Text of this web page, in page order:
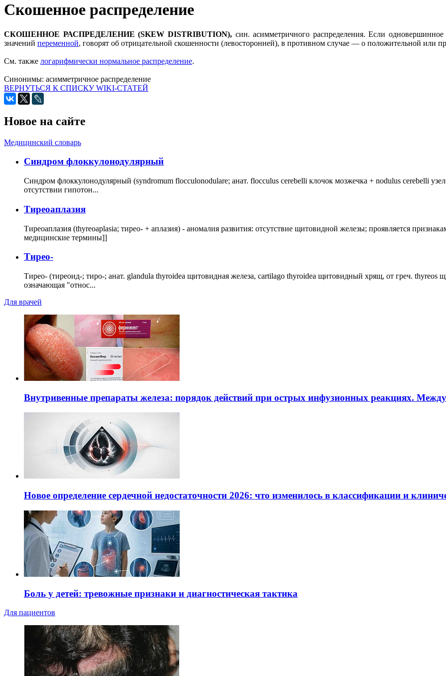
Скошенное распределение
СКОШЕННОЕ РАСПРЕДЕЛЕНИЕ (SKEW DISTRIBUTION), син. асимметричного распределения. Если
значений переменной, говорят об отрицательной скошенности (левосторонней), в противном случае — о положительной или
См. также логарифмически нормальное распределение.
Синонимы: асимметричное распределение
ВЕРНУТЬСЯ К СПИСКУ WIKI-СТАТЕЙ
Новое на сайте
Медицинский словарь
Cиндром флоккулонодулярный
Синдром флоккулонодулярный (syndromum flocculonodulare; анат. flocculus cerebelli клочок мозжечка + nodulus cerebelli
отсутствии гипотон...
Тиреоаплазия
Тиреоаплазия (thyreoaplasia; тирео- + аплазия) - аномалия развития: отсутствие щитовидной железы; проявляется
медицинские термины]]
Тирео-
Тирео- (тиреоид-; тиро-; анат. glandula thyroidea щитовидная железа, cartilago thyroidea щитовидный хрящ, от греч. thyreos
означающая "относ...
Для врачей
Внутривенные препараты железа: порядок действий при острых инфузионных реакциях.
Новое определение сердечной недостаточности 2026: что изменилось в классификации и
Боль у детей: тревожные признаки и диагностическая тактика
Для пациентов